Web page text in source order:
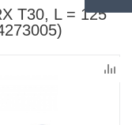
Т30, L = 125